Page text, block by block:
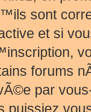
sont
et si
forums
par
puissiez